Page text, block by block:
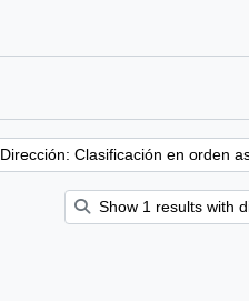
Dirección: Clasificación en orden
Show 1 results with